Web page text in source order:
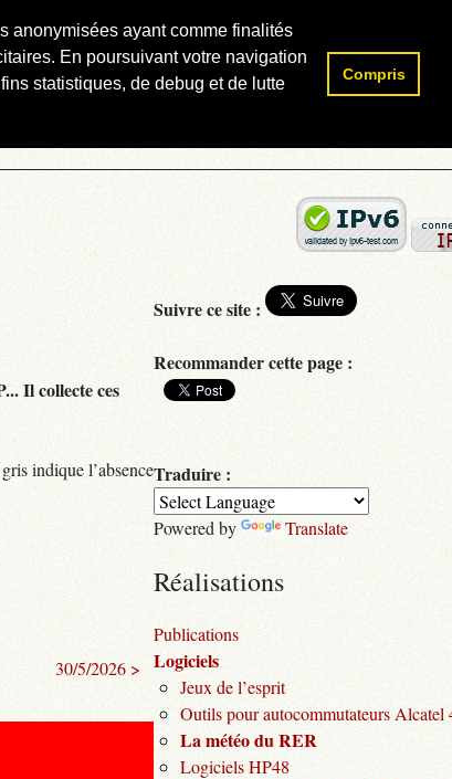
anonymisées ayant comme finalités
En poursuivant votre navigation
statistiques, de debug et de lutte
Compris
Il collecte ces
indique l’absence
30/5/2026 >
Rechercher :
Suivre ce site :
Recommander cette page :
Traduire :
Powered by Translate
Réalisations
Publications
Logiciels
Jeux de l’esprit
Outils pour autocommutateurs Alcatel
La météo du RER
Logiciels HP48